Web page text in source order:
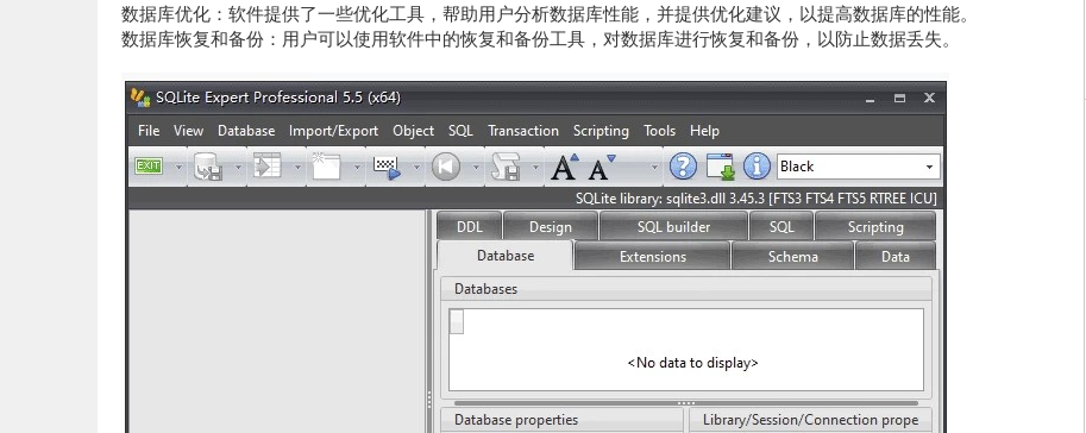
数据库优化：软件提供了一些优化工具，帮助用户分析数据库性能，并提供优化建议，以提高数据库的性能。
数据库恢复和备份：用户可以使用软件中的恢复和备份工具，对数据库进行恢复和备份，以防止数据丢失。